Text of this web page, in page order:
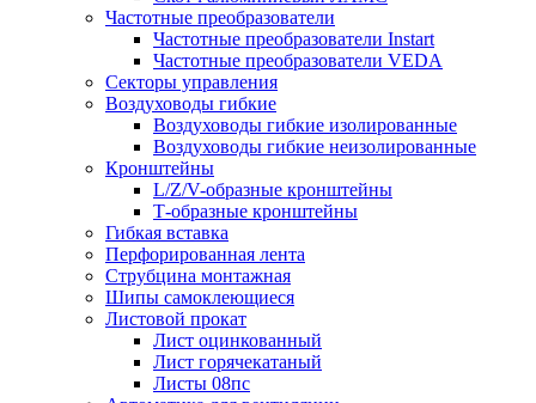
Частотные преобразователи
Частотные преобразователи Instart
Частотные преобразователи VEDA
Секторы управления
Воздуховоды гибкие
Воздуховоды гибкие изолированные
Воздуховоды гибкие неизолированные
Кронштейны
L/Z/V-образные кронштейны
Т-образные кронштейны
Гибкая вставка
Перфорированная лента
Струбцина монтажная
Шипы самоклеющиеся
Листовой прокат
Лист оцинкованный
Лист горячекатаный
Листы 08пс